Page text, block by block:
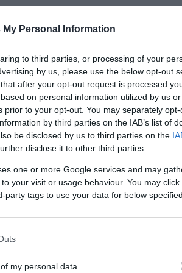
My Personal Information
to third parties, or processing of your
by us, please use the below opt-out
after your opt-out request is processed
on personal information utilized by us
prior to your opt-out. You may separately
by third parties on the IAB’s list of
be disclosed by us to third parties on the
disclose it to other third parties.
one or more Google services and may
your visit or usage behaviour. You may
party tags to use your data for below
my personal data.
να σιγοβράσει για 20 λεπτά,
τη κατσαρόλα από τη φωτιά,
νερό. Παίρνετε τον πολτό των
τη σούπα σε πολύ ψιλό σουρωτήρι
βγει όσο πιο πολύς ζωμός
σαφράν, δοκιμάζετε και αν
και τα ψάρια, καλά